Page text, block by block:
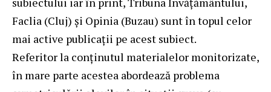
Faclia (Cluj) și Opinia (Buzau) sunt în topul celor
mai active publicații pe acest subiect.
Referitor la conținutul materialelor monitorizate,
în mare parte acestea abordează problema